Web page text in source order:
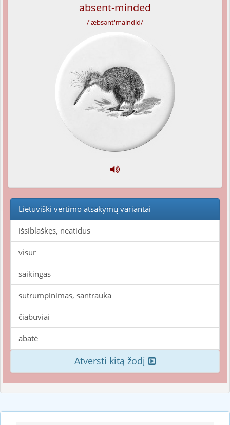
absent-minded
/'æbsənt'maindid/
Lietuviški vertimo atsakymų variantai
išsiblaškęs, neatidus
visur
saikingas
sutrumpinimas, santrauka
čiabuviai
abatė
Atversti kitą žodį